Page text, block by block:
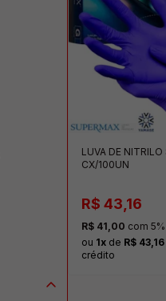
LUVA DE NITRILO
CX/100UN
R$ 43,16
R$ 41,00 com
ou 1xde R$ 43,16
crédito